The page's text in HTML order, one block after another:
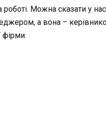
Можна сказати у
а вона –
фірми.